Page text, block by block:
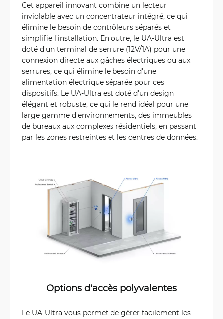
Cet appareil innovant combine un lecteur
inviolable avec un concentrateur intégré, ce qui
élimine le besoin de contrôleurs séparés et
simplifie l'installation. En outre, le UA-Ultra est
doté d'un terminal de serrure (12V/1A) pour une
connexion directe aux gâches électriques ou aux
serrures, ce qui élimine le besoin d'une
alimentation électrique séparée pour ces
dispositifs. Le UA-Ultra est doté d'un design
élégant et robuste, ce qui le rend idéal pour une
large gamme d'environnements, des immeubles
de bureaux aux complexes résidentiels, en passant
par les zones restreintes et les centres de données.
Options d'accès polyvalentes
Le UA-Ultra vous permet de gérer facilement les